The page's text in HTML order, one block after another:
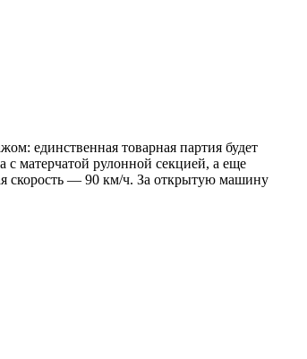
единственная товарная партия будет
с матерчатой рулонной секцией, а еще
скорость — 90 км/ч. За открытую машину